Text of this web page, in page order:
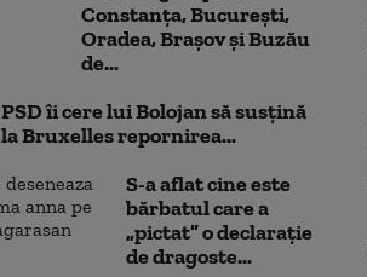
Constanța, București,
Oradea, Brașov și Buzău
de...
PSD îi cere lui Bolojan să susțină
la Bruxelles repornirea...
S-a aflat cine este
bărbatul care a
„pictat” o declarație
de dragoste...